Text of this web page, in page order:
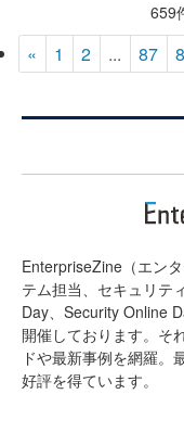
659
« 1 2 ... 87
EnterpriseZine（エン
テム担当、セキュリテ
Day、Security Online
開催しております。そ
ドや最新事例を網羅。
好評を得ています。